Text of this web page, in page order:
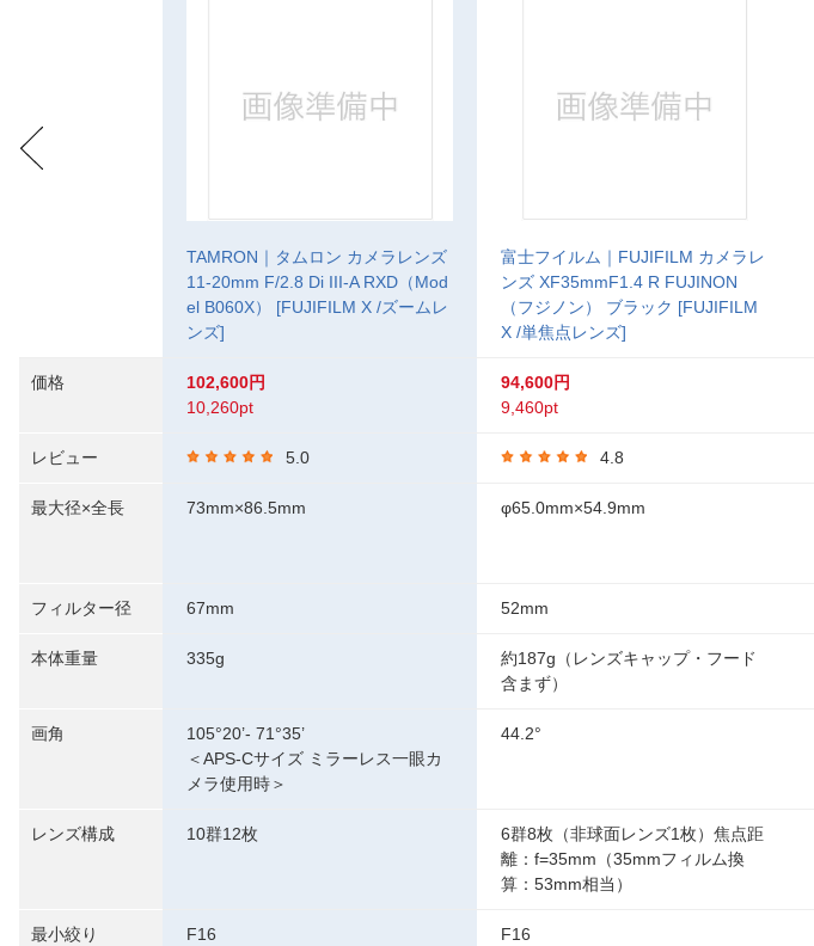
価格
レビュー
最大径×全長
フィルター径
本体重量
画角
レンズ構成
最小絞り
TAMRON｜タムロン カメラレンズ
11-20mm F/2.8 Di III-A RXD（Mod
el B060X） [FUJIFILM X /ズームレ
ンズ]
102,600円
10,260pt
5.0
73mm×86.5mm
67mm
335g
105°20’- 71°35’
＜APS-Cサイズ ミラーレス一眼カ
メラ使用時＞
10群12枚
F16
富士フイルム｜FUJIFILM カメラレ
ンズ XF35mmF1.4 R FUJINON
（フジノン） ブラック [FUJIFILM
X /単焦点レンズ]
94,600円
9,460pt
4.8
φ65.0mm×54.9mm
52mm
約187g（レンズキャップ・フード
含まず）
44.2°
6群8枚（非球面レンズ1枚）焦点距
離：f=35mm（35mmフィルム換
算：53mm相当）
F16